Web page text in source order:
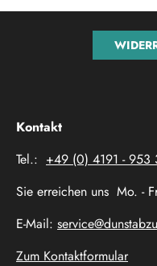
Kontakt
Tel.: +49 (0) 4191 - 953
Sie erreichen uns Mo. -
E-Mail:
Zum Kontaktformular